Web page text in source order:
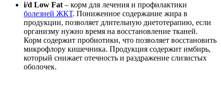
i/d Low Fat – корм для лечения и профилактики
болезней ЖКТ. Пониженное содержание жира в
продукции, позволяет длительную диетотерапию, если
организму нужно время на восстановление тканей.
Корм содержит пробиотики, что позволяет восстановить
микрофлору кишечника. Продукция содержит имбирь,
который снижает отечность и раздражение слизистых
оболочек.